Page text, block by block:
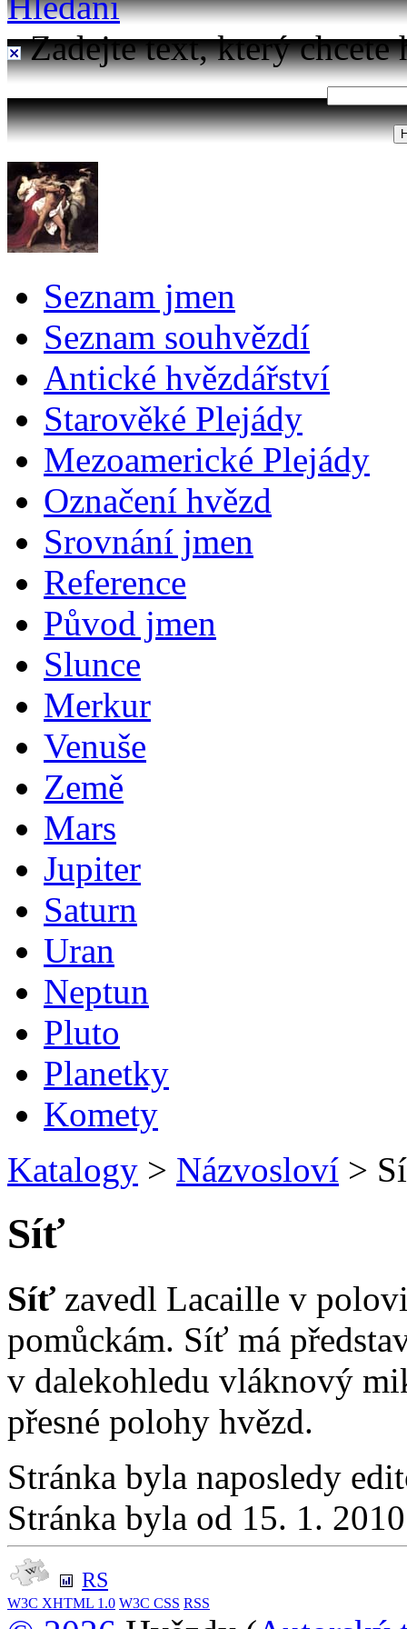
Zadejte text, který chcete
Seznam jmen
Seznam souhvězdí
Antické hvězdářství
Starověké Plejády
Mezoamerické Plejády
Označení hvězd
Srovnání jmen
Reference
Původ jmen
Slunce
Merkur
Venuše
Země
Mars
Jupiter
Saturn
Uran
Neptun
Pluto
Planetky
Komety
Katalogy > Názvosloví >
Síť
Síť zavedl Lacaille v
pomůckám. Síť má
v dalekohledu vláknový
přesné polohy hvězd.
Stránka byla naposledy
Stránka byla od 15. 1.
RS
W3C XHTML 1.0 W3C CSS RSS